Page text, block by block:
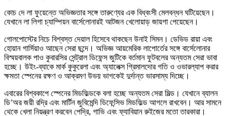
কোচ দে লা ফুয়েন্তে অভিজ্ঞতার সঙ্গে তারুণ্যের এক বিধ্বংসী মেলবন্ধন ঘটিয়েছেন।
যেখানে লা লিগা চ্যাম্পিয়ন বার্সেলোনারই আটজন খেলোয়াড় জায়গা পেয়েছেন।
গোলপোস্টের নিচে বিশ্বস্ত দেয়াল হিসেবে থাকছেন উনাই সিমন। ডেভিড রায়া এবং
হোয়ান গার্সিয়াও আছেন সেরা ছন্দে। অভিজ্ঞ আয়মেরিক লাপোর্তের সঙ্গে বার্সেলোনার
বিস্ময়বালক পাও কুবারসির সেন্ট্রাল ডিফেন্স জুটিকে বর্তমান ফুটবলের অন্যতম সেরা ভাবা
হচ্ছে। উইং-ব্যাকে মার্ক কুকুরেলা এবং অ্যালেক্স গ্রিমালদোর গতি ও ওভারল্যাপ করার
ক্ষমতা স্পেনের রক্ষণ ও আক্রমণ উভয় ভাগকেই দুর্দান্ত ভারসাম্য দিচ্ছে।
এবারের বিশ্বকাপে স্পেনের মিডফিল্ডকে বলা হচ্ছে অন্যতম সেরা মিল্ড। যেখানে ব্যালন
ডি’অর জয়ী রদ্রি এবং মার্টিন জুবিমেন্দি ডিফেন্সিভ মিডফিল্ড আগলে রাখবেন। আর সামনে
থেকে খেলা নিয়ন্ত্রণ করবেন পেদ্রি, গাভি এবং ফ্যাবিয়ান রুইজের মতো তারকারা।